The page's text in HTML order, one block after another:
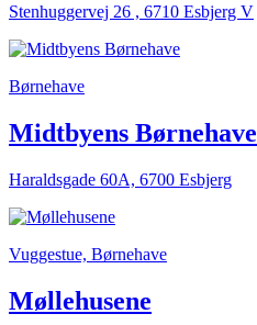
Stenhuggervej 26 , 6710 Esbjerg V
Børnehave
Midtbyens Børnehave
Haraldsgade 60A, 6700 Esbjerg
Vuggestue, Børnehave
Møllehusene